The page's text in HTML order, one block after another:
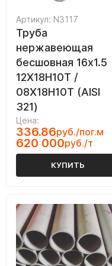
Артикул: N3117
Труба
нержавеющая
бесшовная 16х1.5
12Х18Н10Т /
08Х18Н10Т (AISI
321)
Цена:
336.86руб./пог.м
620 000руб./т
КУПИТЬ